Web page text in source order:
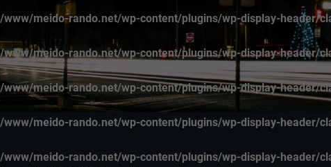
meido-rando.net/wp-content/plugins/wp-display-header/
meido-rando.net/wp-content/plugins/wp-display-header/
meido-rando.net/wp-content/plugins/wp-display-header/
meido-rando.net/wp-content/plugins/wp-display-header/
meido-rando.net/wp-content/plugins/wp-display-header/